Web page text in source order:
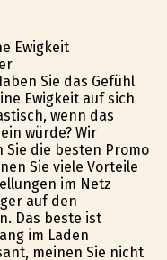
Ewigkeit
Sie das Gefühl
Ewigkeit auf sich
wenn das
würde? Wir
die besten Promo
Sie viele Vorteile
im Netz
auf den
Das beste ist
im Laden
meinen Sie nicht